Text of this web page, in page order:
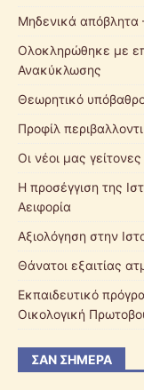
Μηδενικά απόβλητα
Ολοκληρώθηκε με
Ανακύκλωσης
Θεωρητικό
Προφίλ
Οι νέοι μας
Η προσέγγιση της
Αειφορία
Αξιολόγηση στην
Θάνατοι εξαιτίας
Εκπαιδευτικό
Οικολογική
ΣΑΝ ΣΉΜΕΡΑ